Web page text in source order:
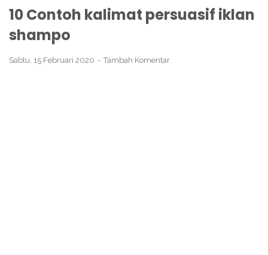
10 Contoh kalimat persuasif iklan
shampo
Sabtu, 15 Februari 2020 Tambah Komentar